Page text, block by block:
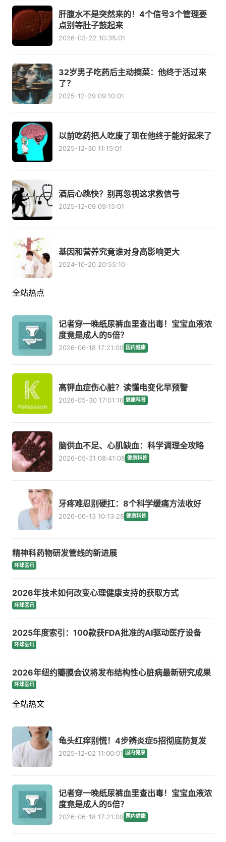
肝腹水不是突然来的！4个信号3个管理要
点别等肚子鼓起来
2026-03-22 10:35:01
32岁男子吃药后主动摘菜：他终于活过来
了？
2025-12-29 09:10:01
以前吃药把人吃废了现在他终于能好起来了
2025-12-30 11:15:01
酒后心跳快？别再忽视这求救信号
2025-12-09 09:15:01
基因和营养究竟谁对身高影响更大
2024-10-20 20:55:10
全站热点
记者穿一晚纸尿裤血里查出毒！宝宝血液浓
度竟是成人的5倍？
2026-06-18 17:21:09 国内健康
高钾血症伤心脏？读懂电变化早预警
2026-05-30 17:01:16 健康科普
脑供血不足、心肌缺血：科学调理全攻略
2026-05-31 08:41:08 健康科普
牙疼难忍别硬扛：8个科学缓痛方法收好
2026-06-13 10:13:28 健康科普
精神科药物研发管线的新进展
环球医讯
2026年技术如何改变心理健康支持的获取方式
环球医讯
2025年度索引：100款获FDA批准的AI驱动医疗设备
环球医讯
2026年纽约瓣膜会议将发布结构性心脏病最新研究成果
环球医讯
全站热文
龟头红痒别慌！4步辨炎症5招彻底防复发
2025-12-02 11:00:01 国内健康
记者穿一晚纸尿裤血里查出毒！宝宝血液浓
度竟是成人的5倍？
2026-06-18 17:21:09 国内健康